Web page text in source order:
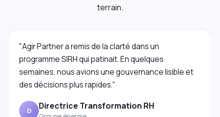
terrain.
"Agir Partner a remis de la clarté dans un
programme SIRH qui patinait. En quelques
semaines, nous avions une gouvernance lisible et
des décisions plus rapides."
D Directrice Transformation RH